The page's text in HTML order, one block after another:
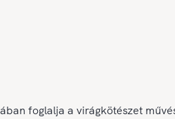
foglalja a virágkötészet